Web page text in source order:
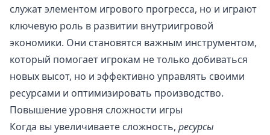
служат элементом игрового прогресса, но и играют
ключевую роль в развитии внутриигровой
экономики. Они становятся важным инструментом,
который помогает игрокам не только добиваться
новых высот, но и эффективно управлять своими
ресурсами и оптимизировать производство.
Повышение уровня сложности игры
Когда вы увеличиваете сложность, ресурсы